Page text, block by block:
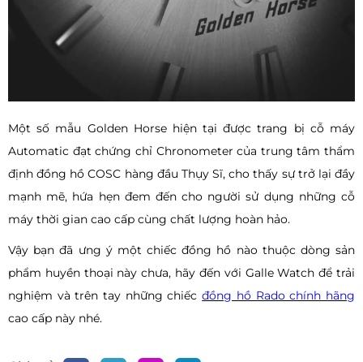
Một số mẫu Golden Horse hiện tại được trang bị cỗ máy
Automatic đạt chứng chỉ Chronometer của trung tâm thẩm
định đồng hồ COSC hàng đầu Thụy Sĩ, cho thấy sự trở lại đầy
mạnh mẽ, hứa hẹn đem đến cho người sử dụng những cỗ
máy thời gian cao cấp cùng chất lượng hoàn hảo.
Vậy bạn đã ưng ý một chiếc đồng hồ nào thuộc dòng sản
phẩm huyền thoại này chưa, hãy đến với Galle Watch để trải
nghiệm và trên tay những chiếcđồng hồ Rado chính hãng
cao cấp này nhé.